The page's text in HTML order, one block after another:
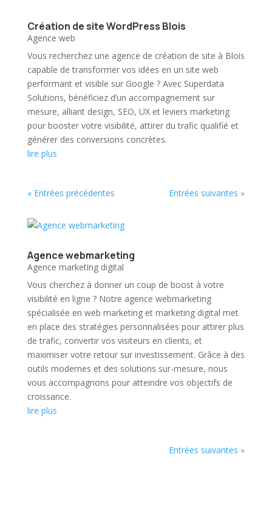
Création de site WordPress Blois
Agence web
Vous recherchez une agence de création de site à Blois
capable de transformer vos idées en un site web
performant et visible sur Google ? Avec Superdata
Solutions, bénéficiez d’un accompagnement sur
mesure, alliant design, SEO, UX et leviers marketing
pour booster votre visibilité, attirer du trafic qualifié et
générer des conversions concrètes.
lire plus
« Entrées précédentes Entrées suivantes »
Agence webmarketing
Agence marketing digital
Vous cherchez à donner un coup de boost à votre
visibilité en ligne ? Notre agence webmarketing
spécialisée en web marketing et marketing digital met
en place des stratégies personnalisées pour attirer plus
de trafic, convertir vos visiteurs en clients, et
maximiser votre retour sur investissement. Grâce à des
outils modernes et des solutions sur-mesure, nous
vous accompagnons pour atteindre vos objectifs de
croissance.
lire plus
Entrées suivantes »